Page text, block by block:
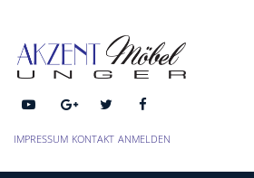
IMPRESSUM KONTAKT ANMELDEN